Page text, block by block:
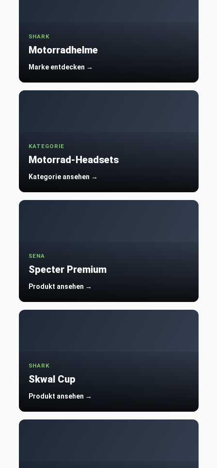
SHARK
Motorradhelme
Marke entdecken →
KATEGORIE
Motorrad-Headsets
Kategorie ansehen →
SENA
Specter Premium
Produkt ansehen →
SHARK
Skwal Cup
Produkt ansehen →